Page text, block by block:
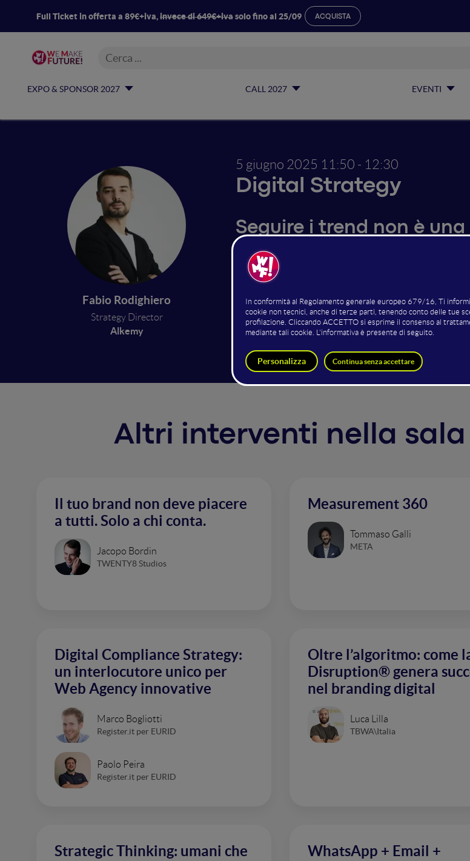
Full Ticket in offerta a 89€+iva,invece di 649€+ivasolo fino al 25/09 ACQUISTA
EXPO & SPONSOR 2027 CALL 2027 EVENTI
Fabio Rodighiero
Strategy Director
Alkemy
5 giugno 2025 11:50 - 12:30
Digital Strategy
Seguire i trend non è
Nel digitale, strategia e tattica si influenzano e
tattiche, mentre una tattica vincente può
rischioso. Nel frenetico mondo dei trend e delle
per pianificazione. In questo intervento scoprirai
tradire la tua strategia.O forse no.
Altri interventi nella
Il tuo brand non deve piacere
a tutti. Solo a chi conta.
Jacopo Bordin
TWENTY8 Studios
Measurement 360
Tommaso Galli
META
Digital Compliance Strategy:
un interlocutore unico per
Web Agency innovative
Marco Bogliotti
Register.it per EURID
Paolo Peira
Register.it per EURID
Oltre l’algoritmo: come
Disruption® genera
nel branding digital
Luca Lilla
TBWA\Italia
Strategic Thinking: umani che
WhatsApp + Email +